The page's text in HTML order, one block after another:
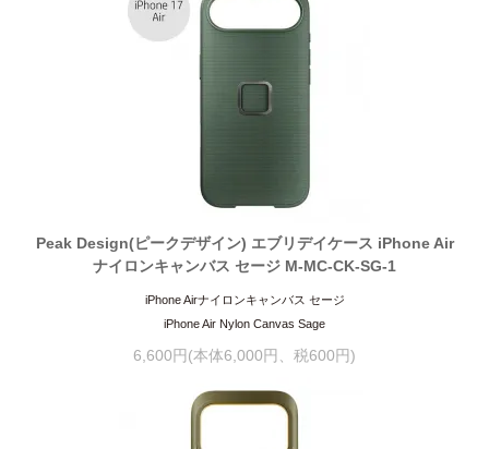
Peak Design(ピークデザイン) エブリデイケース iPhone Air
ナイロンキャンバス セージ M-MC-CK-SG-1
iPhone Airナイロンキャンバス セージ
iPhone Air Nylon Canvas Sage
6,600円(本体6,000円、税600円)